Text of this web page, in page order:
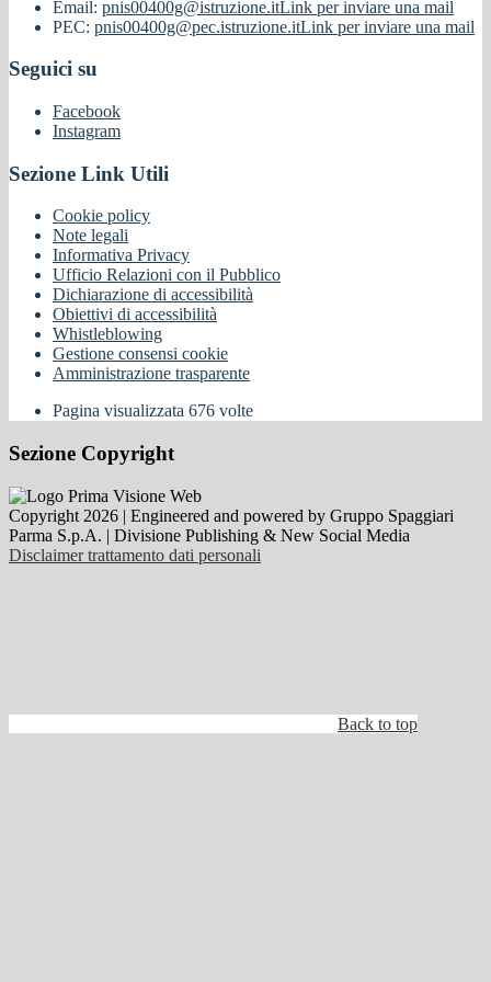
Email: pnis00400g@istruzione.itLink per inviare una mail
PEC: pnis00400g@pec.istruzione.itLink per inviare una mail
Seguici su
Facebook
Instagram
Sezione Link Utili
Cookie policy
Note legali
Informativa Privacy
Ufficio Relazioni con il Pubblico
Dichiarazione di accessibilità
Obiettivi di accessibilità
Whistleblowing
Gestione consensi cookie
Amministrazione trasparente
Pagina visualizzata 676 volte
Sezione Copyright
Copyright 2026 | Engineered and powered by Gruppo Spaggiari
Parma S.p.A. | Divisione Publishing & New Social Media
Disclaimer trattamento dati personali
Back to top